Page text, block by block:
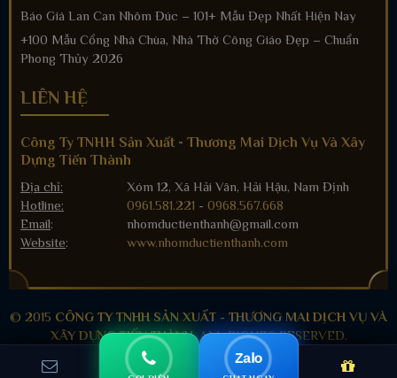
Báo Giá Lan Can Nhôm Đúc – 101+ Mẫu Đẹp Nhất Hiện Nay
+100 Mẫu Cổng Nhà Chùa, Nhà Thờ Công Giáo Đẹp – Chuẩn
Phong Thủy 2026
LIÊN HỆ
Công Ty TNHH Sản Xuất - Thương Mai Dịch Vụ Và Xây
Dựng Tiến Thành
Địa chỉ:
Xóm 12, Xã Hải Vân, Hải Hậu, Nam Định
Hotline:
0961.581.221 - 0968.567.668
Email:
nhomductienthanh@gmail.com
Website: www.nhomductienthanh.com
© 2015 CÔNG TY TNHH SẢN XUẤT - THƯƠNG MAI DỊCH VỤ VÀ
XÂY DỰNG TIẾN THÀNH. ALL RIGHTS RESERVED.
Zalo